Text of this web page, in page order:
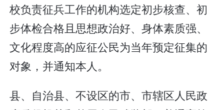
校负责征兵工作的机构选定初步核查、初
步体检合格且思想政治好、身体素质强、
文化程度高的应征公民为当年预定征集的
对象，并通知本人。
县、自治县、不设区的市、市辖区人民政